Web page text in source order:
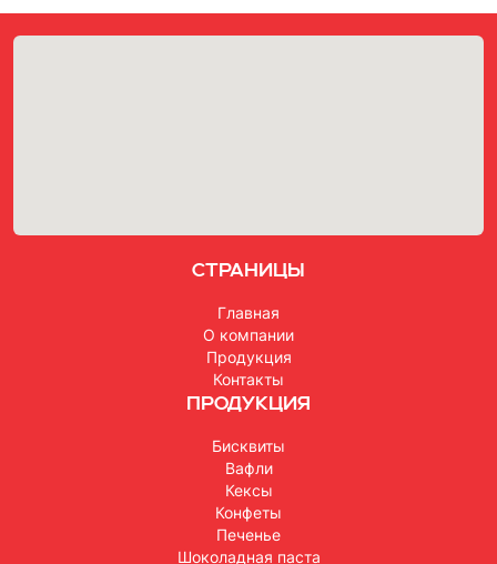
Страницы
Главная
О компании
Продукция
Контакты
Продукция
Бисквиты
Вафли
Кексы
Конфеты
Печенье
Шоколадная паста